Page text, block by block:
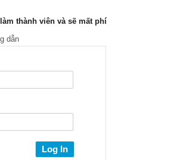
thành viên và sẽ mất phí
dẫn